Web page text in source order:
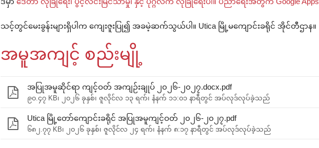
သင့်တွင်မေးခွန်းများရှိပါက ကျေးဇူးပြု၍ အခမဲ့ဆက်သွယ်ပါ။ Utica မြို့မကျောင်းခရိုင် အိုင်တီဌာန။
အမူအကျင့် စည်းမျို့
အပြုအမူဆိုင်ရာ ကျင့်ဝတ် အကျဉ်းချုပ် ၂၀၂၆-၂၀၂၇.docx.pdf
၉၀.၄၇ KB၊ ၂၀၂၆ ခုနှစ်၊ ဇူလိုင်လ ၁၃ ရက်၊ နံနက် ၁၁:၀၁ နာရီတွင် အပ်လုဒ်လုပ်ခဲ့သည်
Utica မြို့တော်ကျောင်းခရိုင် အပြုအမူကျင့်ဝတ် ၂၀၂၆-၂၀၂၇.pdf
၆၈၂.၇၇ KB၊ ၂၀၂၆ ခုနှစ်၊ ဇူလိုင်လ ၂၄ ရက်၊ နံနက် ၈:၁၇ နာရီတွင် အပ်လုဒ်လုပ်ခဲ့သည်